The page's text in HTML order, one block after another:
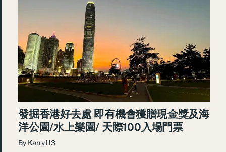
發掘香港好去處 即有機會獲贈現金獎及海
洋公園/水上樂園/ 天際100入場門票
By Karry113